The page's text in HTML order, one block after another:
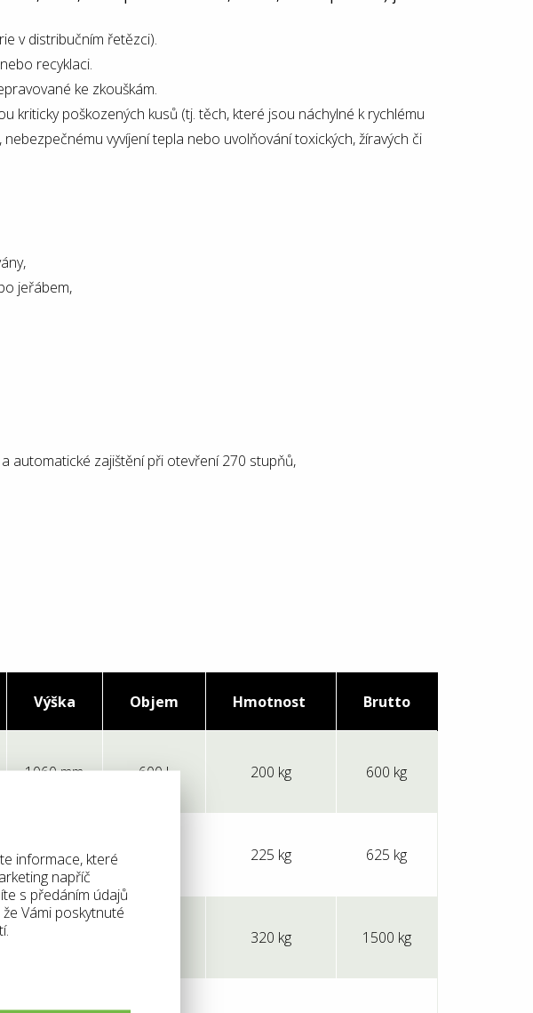
v distribučním řetězci).
recyklaci.
ke zkouškám.
kriticky poškozených kusů (tj. těch, které jsou náchylné k rychlému
vyvíjení tepla nebo uvolňování toxických, žíravých či
jeřábem,
automatické zajištění při otevření 270 stupňů,
Výška Objem Hmotnost Brutto
1060 mm 600 l 200 kg 600 kg
1252 mm 225 kg 625 kg
320 kg 1500 kg
informace, které
napříč
s předáním údajů
Vámi poskytnuté